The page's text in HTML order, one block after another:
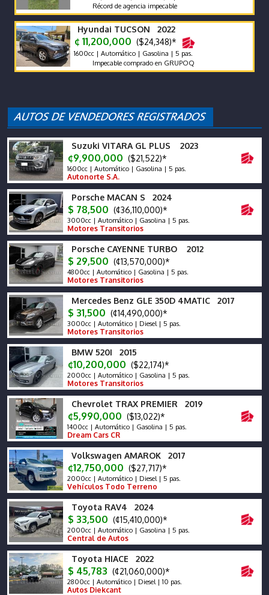
Récord de agencia impecable
Hyundai TUCSON 2022
¢ 11,200,000 ($24,348)*
1600cc | Automático | Gasolina | 5 pas.
Impecable comprado en GRUPOQ
Suzuki VITARA GL PLUS 2023
¢9,900,000 ($21,522)*
1600cc | Automático | Gasolina | 5 pas.
Autonorte S.A.
Porsche MACAN S 2024
$ 78,500 (¢36,110,000)*
3000cc | Automático | Gasolina | 5 pas.
Motores Transitorios
Porsche CAYENNE TURBO 2012
$ 29,500 (¢13,570,000)*
4800cc | Automático | Gasolina | 5 pas.
Motores Transitorios
Mercedes Benz GLE 350D 4MATIC 2017
$ 31,500 (¢14,490,000)*
3000cc | Automático | Diesel | 5 pas.
Motores Transitorios
BMW 520I 2015
¢10,200,000 ($22,174)*
2000cc | Automático | Gasolina | 5 pas.
Motores Transitorios
Chevrolet TRAX PREMIER 2019
¢5,990,000 ($13,022)*
1400cc | Automático | Gasolina | 5 pas.
Dream Cars CR
Volkswagen AMAROK 2017
¢12,750,000 ($27,717)*
2000cc | Automático | Diesel | 5 pas.
Vehículos Todo Terreno
Toyota RAV4 2024
$ 33,500 (¢15,410,000)*
2000cc | Automático | Gasolina | 5 pas.
Central de Autos
Toyota HIACE 2022
$ 45,783 (¢21,060,000)*
2800cc | Automático | Diesel | 10 pas.
Autos Diekcant